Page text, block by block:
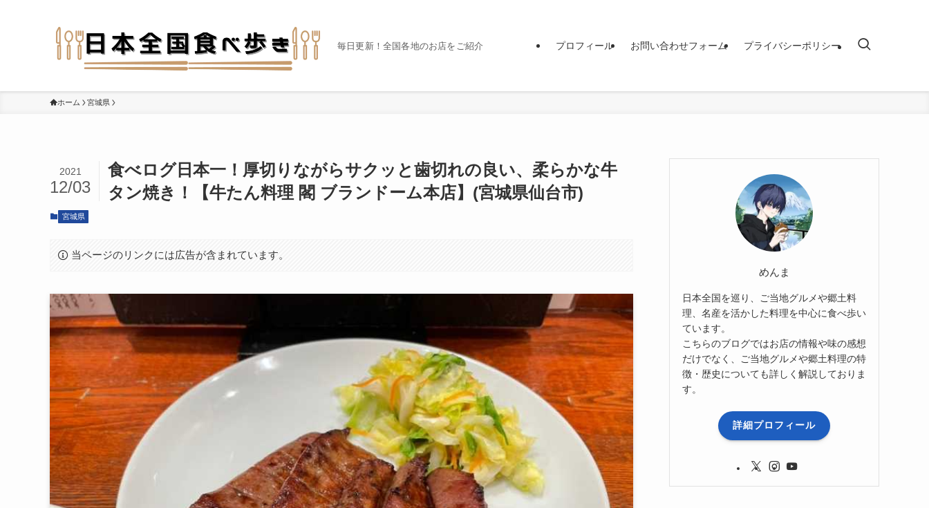
毎日更新！全国各地のお店をご紹介 プロフィール お問い合わせフォーム プライバシーポリシー
ホーム 宮城県
食べログ日本一！厚切りながらサクッと歯切れの良い、柔らかな牛
タン焼き！【牛たん料理 閣 ブランドーム本店】(宮城県仙台市)
2021
12/03
宮城県
当ページのリンクには広告が含まれています。
めんま
日本全国を巡り、ご当地グルメや郷土料
理、名産を活かした料理を中心に食べ歩い
ています。
こちらのブログではお店の情報や味の感想
だけでなく、ご当地グルメや郷土料理の特
徴・歴史についても詳しく解説しておりま
す。
詳細プロフィール